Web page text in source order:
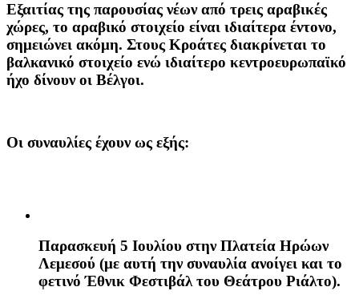
Εξαιτίας της παρουσίας νέων από τρεις αραβικές
χώρες, το αραβικό στοιχείο είναι ιδιαίτερα έντονο,
σημειώνει ακόμη. Στους Κροάτες διακρίνεται το
βαλκανικό στοιχείο ενώ ιδιαίτερο κεντροευρωπαϊκό
ήχο δίνουν οι Βέλγοι.
Οι συναυλίες έχουν ως εξής:
Παρασκευή 5 Ιουλίου στην Πλατεία Ηρώων
Λεμεσού (με αυτή την συναυλία ανοίγει και το
φετινό Έθνικ Φεστιβάλ του Θεάτρου Ριάλτο).